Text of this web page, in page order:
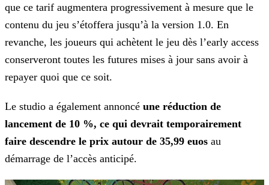
que ce tarif augmentera progressivement à mesure que le
contenu du jeu s’étoffera jusqu’à la version 1.0. En
revanche, les joueurs qui achètent le jeu dès l’early access
conserveront toutes les futures mises à jour sans avoir à
repayer quoi que ce soit.
Le studio a également annoncé une réduction de
lancement de 10 %, ce qui devrait temporairement
faire descendre le prix autour de 35,99 euos au
démarrage de l’accès anticipé.